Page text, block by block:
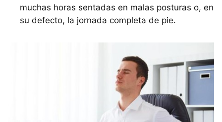
muchas horas sentadas en malas posturas o, en
su defecto, la jornada completa de pie.